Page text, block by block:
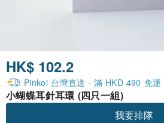
HK$ 102.2
Pinkoi 台灣直送 - 滿 HKD 490 免運
小蝴蝶耳針耳環 (四只一組)
我要排隊